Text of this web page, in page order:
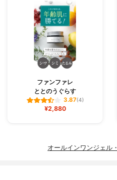
ファンファレ
ととのうぐらす
3.87(4)
¥2,880
オールインワンジェル